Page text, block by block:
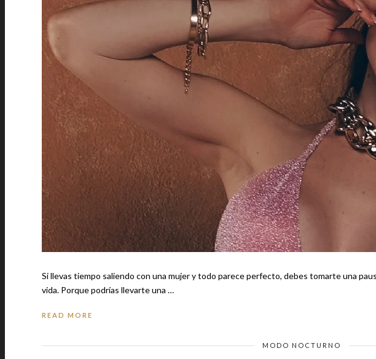
Si llevas tiempo saliendo con una mujer y todo parece perfecto, debes tomarte una
vida. Porque podrías llevarte una …
READ MORE
MODO NOCTURNO